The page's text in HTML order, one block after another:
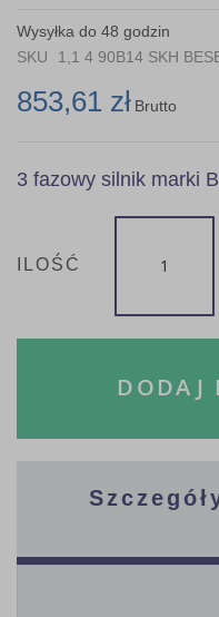
Wysyłka do 48 godzin
SKU
1,1 4 90B14 SKH
853,61 zł Brutto
3 fazowy silnik marki
ILOŚĆ
DODAJ